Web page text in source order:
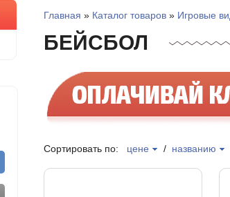
Главная » Каталог товаров» Игровые
БЕЙСБОЛ
Сортировать по: цене / названию